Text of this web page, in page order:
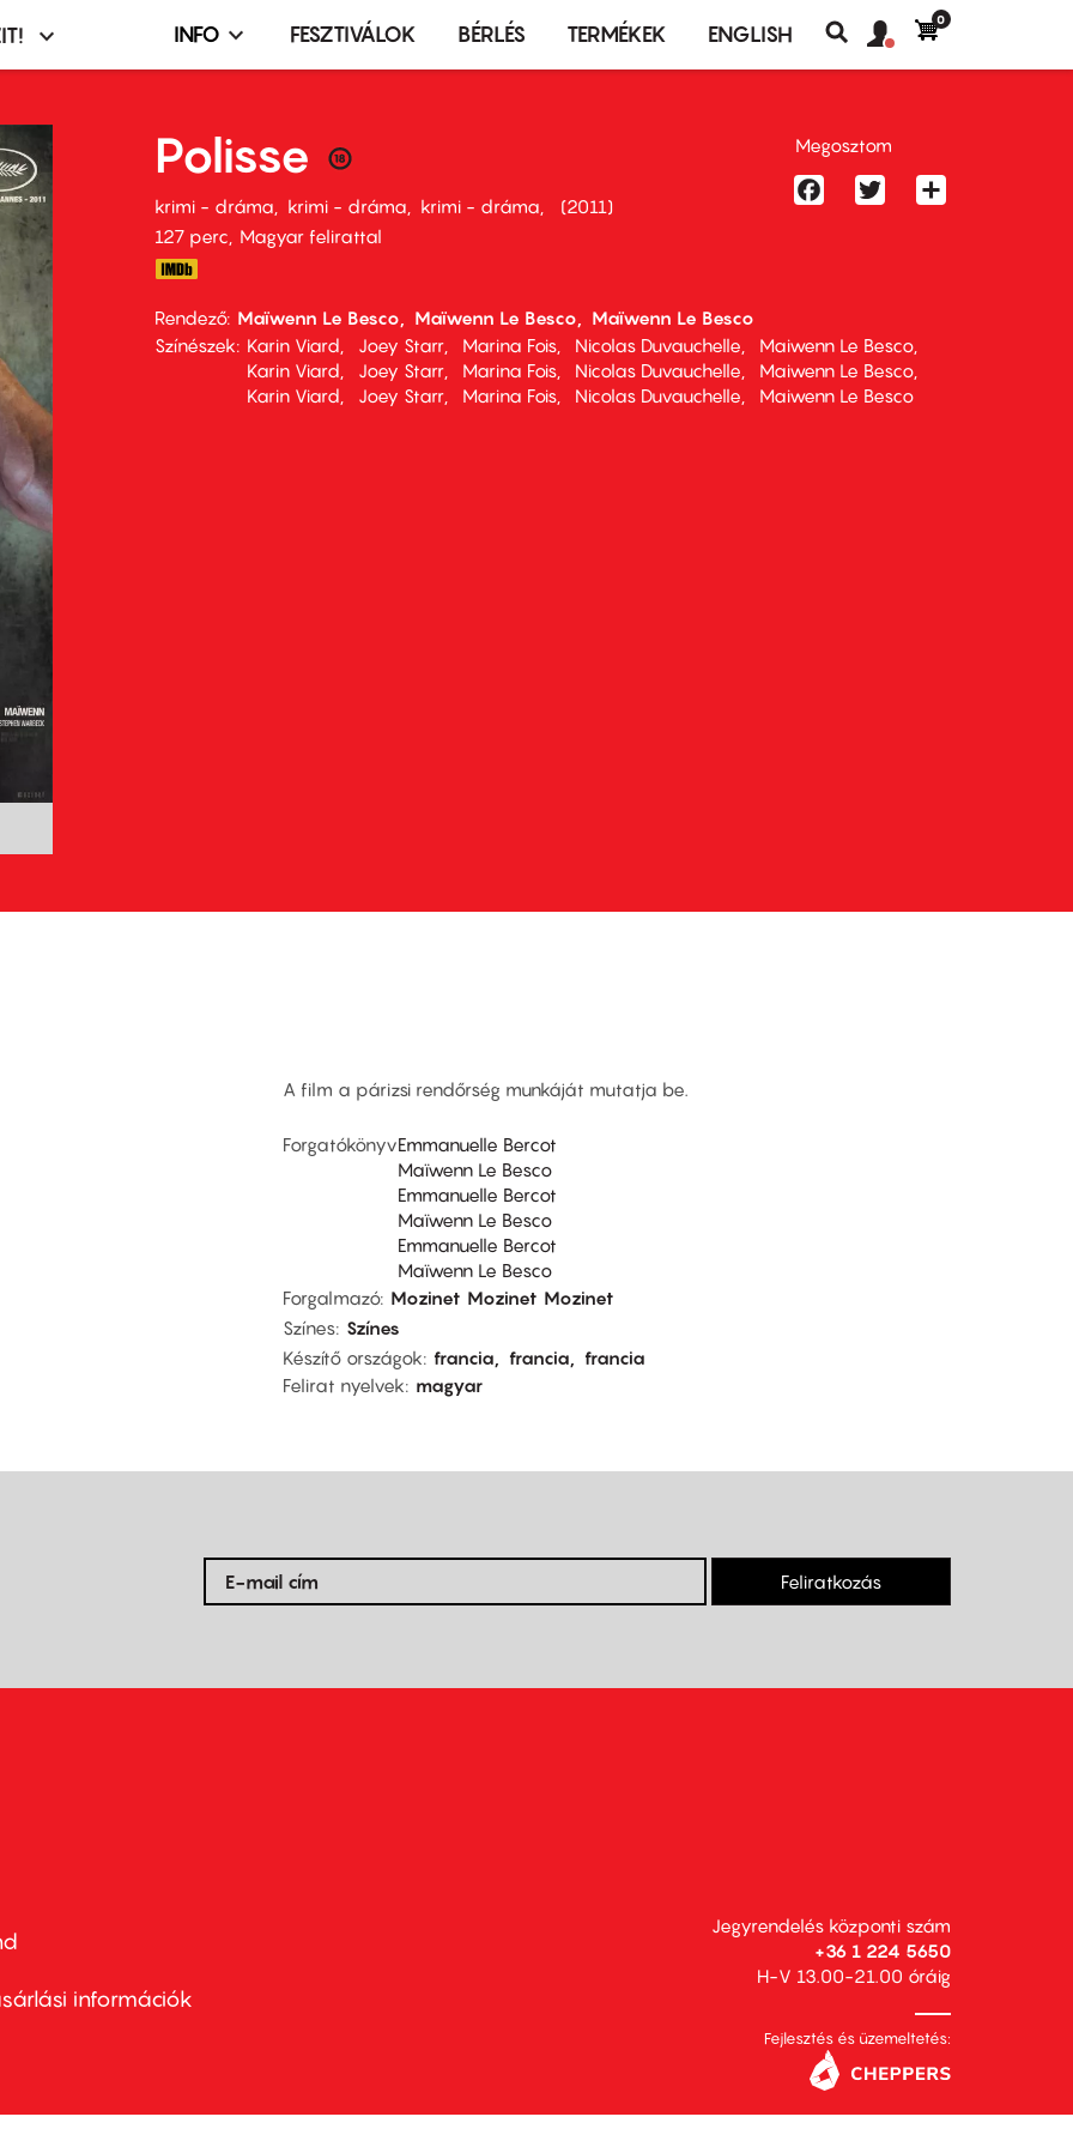
Infó,
terembérlés
menü
INFO FESZTIVÁLOK BÉRLÉS TERMÉKEK ENGLISH
Keresés
fiók
Felhasználói
0
Polisse
krimi - dráma krimi - dráma krimi - dráma
2011
127 perc,
Magyar felirattal
Rendező Maïwenn Le Besco Maïwenn Le Besco
Maïwenn Le Besco
Színészek
Karin Viard Joey Starr Marina Fois Nicolas Duvauchelle
Maiwenn Le Besco
Karin Viard
Joey Starr Marina Fois Nicolas Duvauchelle
Maiwenn Le Besco
Karin Viard
Joey Starr Marina Fois Nicolas Duvauchelle Maiwenn Le Besco
Megosztom
FacebookTwitter
A film a párizsi rendőrség munkáját mutatja be.
ForgatókönyvEmmanuelle Bercot
Maïwenn Le Besco
Emmanuelle Bercot
Maïwenn Le Besco
Emmanuelle Bercot
Maïwenn Le Besco
Forgalmazó Mozinet Mozinet Mozinet
Színes Színes
Készítő országok francia francia
francia
Felirat nyelvek
magyar
Feliratkozás
információk
Jegyrendelés központi szám
+36 1 224 5650
H-V 13.00-21.00 óráig
Fejlesztés és üzemeltetés: